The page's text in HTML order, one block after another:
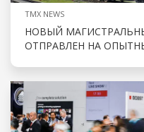
TMX NEWS
НОВЫЙ
ОТПРАВЛЕН НА